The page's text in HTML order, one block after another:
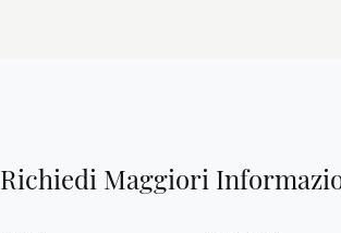
Richiedi Maggiori